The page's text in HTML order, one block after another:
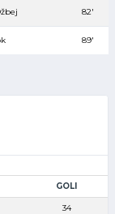
82′
89′
GOLI
34